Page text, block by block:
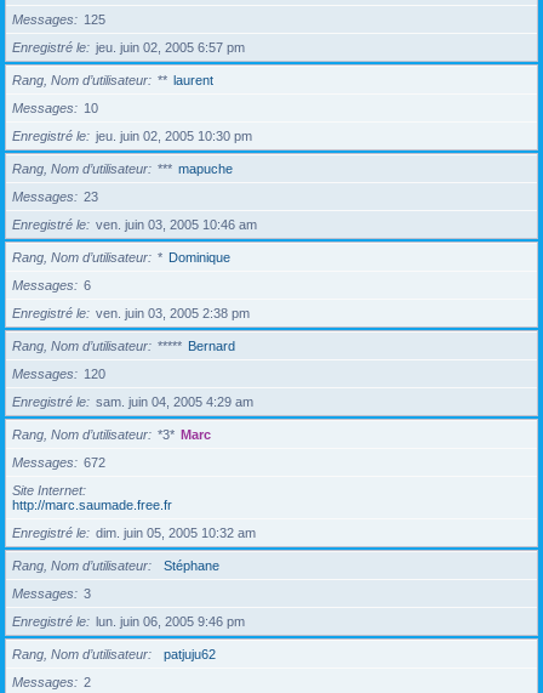
Messages
125
Enregistré le
jeu. juin 02, 2005 6:57 pm
Rang, Nom d’utilisateur ** laurent
Messages
10
Enregistré le
jeu. juin 02, 2005 10:30 pm
Rang, Nom d’utilisateur *** mapuche
Messages
23
Enregistré le
ven. juin 03, 2005 10:46 am
Rang, Nom d’utilisateur * Dominique
Messages
6
Enregistré le
ven. juin 03, 2005 2:38 pm
Rang, Nom d’utilisateur ***** Bernard
Messages
120
Enregistré le
sam. juin 04, 2005 4:29 am
Rang, Nom d’utilisateur *3* Marc
Messages
672
Site Internet
http://marc.saumade.free.fr
Enregistré le
dim. juin 05, 2005 10:32 am
Rang, Nom d’utilisateur
Stéphane
Messages
3
Enregistré le
lun. juin 06, 2005 9:46 pm
Rang, Nom d’utilisateur
patjuju62
Messages
2